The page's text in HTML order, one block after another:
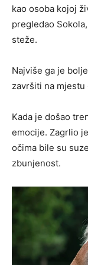
kao osoba kojoj
pregledao
steže.
Najviše ga je
završiti na
Kada je došao
emocije. Zagrlio
očima bile su
zbunjenost.